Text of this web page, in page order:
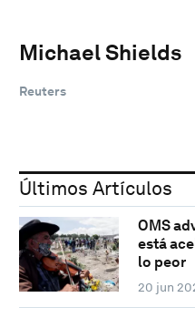
Michael Shields
Reuters
Últimos Artículos
OMS
está
lo peor
20 jun